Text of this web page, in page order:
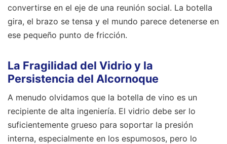
convertirse en el eje de una reunión social. La botella
gira, el brazo se tensa y el mundo parece detenerse en
ese pequeño punto de fricción.
La Fragilidad del Vidrio y la
Persistencia del Alcornoque
A menudo olvidamos que la botella de vino es un
recipiente de alta ingeniería. El vidrio debe ser lo
suficientemente grueso para soportar la presión
interna, especialmente en los espumosos, pero lo